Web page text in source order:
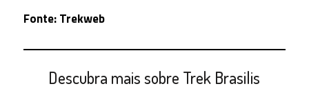
Fonte: Trekweb
Descubra mais sobre Trek Brasilis